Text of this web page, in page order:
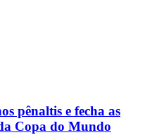
pênaltis e fecha as
Copa do Mundo